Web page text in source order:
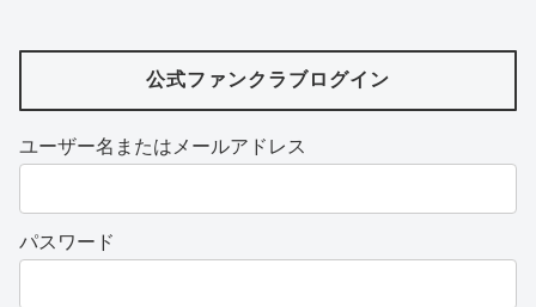
公式ファンクラブログイン
ユーザー名またはメールアドレス
パスワード